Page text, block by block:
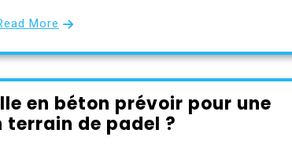
More
en béton prévoir pour une
de padel ?